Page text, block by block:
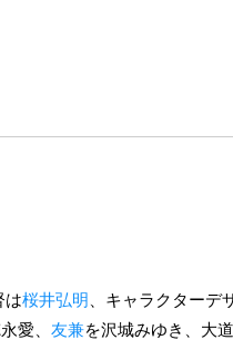
は桜井弘明 、キャラクター
愛、 友兼を沢城みゆき、大